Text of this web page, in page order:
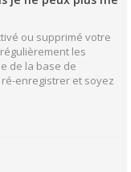
ou supprimé votre
les
de la base de
enregistrer et soyez